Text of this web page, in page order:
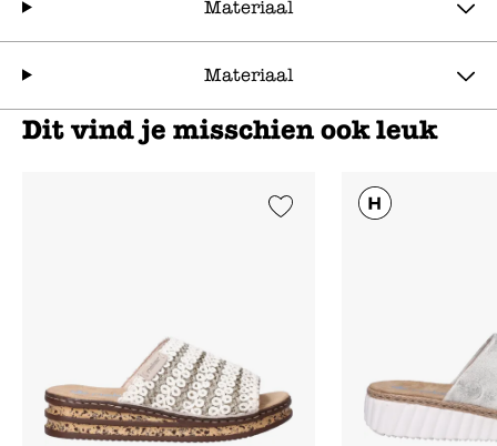
Materiaal
Materiaal
Dit vind je misschien ook leuk
Add to Wishlist